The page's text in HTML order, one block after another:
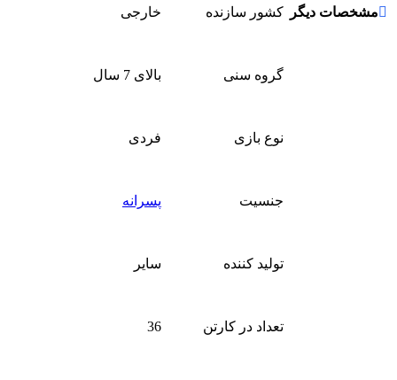
مشخصات دیگر کشور سازنده خارجی
گروه سنی بالای 7 سال
نوع بازی فردی
جنسیت پسرانه
تولید کننده سایر
تعداد در کارتن 36